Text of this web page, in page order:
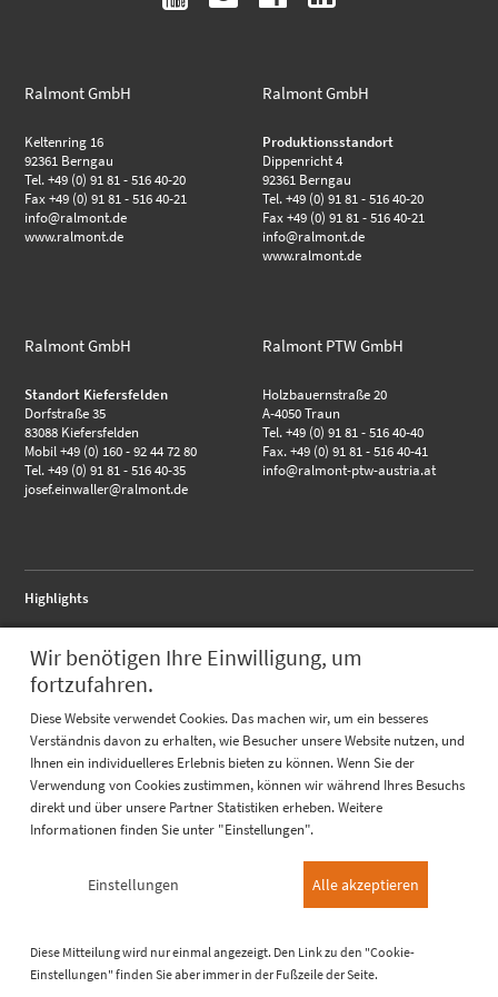
Ralmont GmbH
Keltenring 16
92361 Berngau
Tel. +49 (0) 91 81 - 516 40-20
Fax +49 (0) 91 81 - 516 40-21
info@ralmont.de
www.ralmont.de
Ralmont GmbH
Produktionsstandort
Dippenricht 4
92361 Berngau
Tel. +49 (0) 91 81 - 516 40-20
Fax +49 (0) 91 81 - 516 40-21
info@ralmont.de
www.ralmont.de
Ralmont GmbH
Standort Kiefersfelden
Dorfstraße 35
83088 Kiefersfelden
Mobil +49 (0) 160 - 92 44 72 80
Tel. +49 (0) 91 81 - 516 40-35
josef.einwaller@ralmont.de
Ralmont PTW GmbH
Holzbauernstraße 20
A-4050 Traun
Tel. +49 (0) 91 81 - 516 40-40
Fax. +49 (0) 91 81 - 516 40-41
info@ralmont-ptw-austria.at
Highlights
RALMO - FBA complete
RALMO - UBS Unterbausystem
Katalog
Referenzen
Prüfungen
Jobs / Karriere
© 2026 RALMONT GmbH Impressum
Datenschutzerklärung
Wir benötigen Ihre Einwilligung, um
fortzufahren.
Diese Website verwendet Cookies. Das machen wir, um ein besseres
Verständnis davon zu erhalten, wie Besucher unsere Website nutzen, und
Ihnen ein individuelleres Erlebnis bieten zu können. Wenn Sie der
Verwendung von Cookies zustimmen, können wir während Ihres Besuchs
direkt und über unsere Partner Statistiken erheben. Weitere
Informationen finden Sie unter "Einstellungen".
Einstellungen Alle akzeptieren
Diese Mitteilung wird nur einmal angezeigt. Den Link zu den "Cookie-
Einstellungen" finden Sie aber immer in der Fußzeile der Seite.